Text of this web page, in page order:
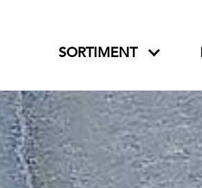
SORTIMENT